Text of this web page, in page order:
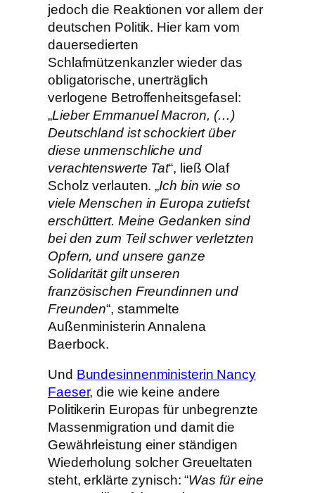
jedoch die Reaktionen vor allem der
deutschen Politik. Hier kam vom
dauersedierten
Schlafmützenkanzler wieder das
obligatorische, unerträglich
verlogene Betroffenheitsgefasel:
„Lieber Emmanuel Macron, (…)
Deutschland ist schockiert über
diese unmenschliche und
verachtenswerte Tat“, ließ Olaf
Scholz verlauten. „Ich bin wie so
viele Menschen in Europa zutiefst
erschüttert. Meine Gedanken sind
bei den zum Teil schwer verletzten
Opfern, und unsere ganze
Solidarität gilt unseren
französischen Freundinnen und
Freunden“, stammelte
Außenministerin Annalena
Baerbock.
Und Bundesinnenministerin Nancy
Faeser, die wie keine andere
Politikerin Europas für unbegrenzte
Massenmigration und damit die
Gewährleistung einer ständigen
Wiederholung solcher Greueltaten
steht, erklärte zynisch: “Was für eine